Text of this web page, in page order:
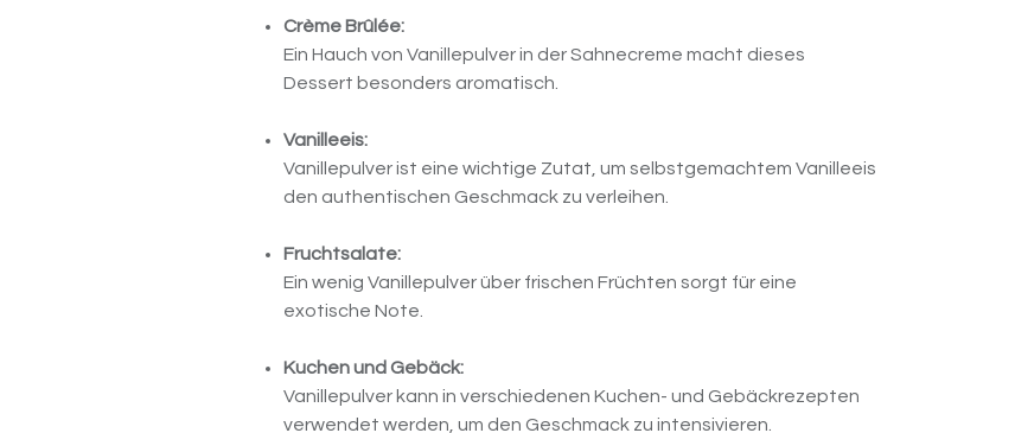
Crème Brûlée:
Ein Hauch von Vanillepulver in der Sahnecreme macht dieses
Dessert besonders aromatisch.
Vanilleeis:
Vanillepulver ist eine wichtige Zutat, um selbstgemachtem Vanilleeis
den authentischen Geschmack zu verleihen.
Fruchtsalate:
Ein wenig Vanillepulver über frischen Früchten sorgt für eine
exotische Note.
Kuchen und Gebäck:
Vanillepulver kann in verschiedenen Kuchen- und Gebäckrezepten
verwendet werden, um den Geschmack zu intensivieren.